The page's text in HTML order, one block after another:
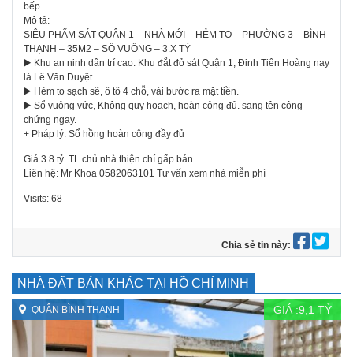
bếp….
Mô tả:
SIÊU PHẨM SÁT QUẬN 1 – NHÀ MỚI – HẺM TO – PHƯỜNG 3 – BÌNH
THẠNH – 35M2 – SỔ VUÔNG – 3.X TỶ
▶️ Khu an ninh dân trí cao. Khu đắt đỏ sát Quận 1, Đinh Tiên Hoàng nay
là Lê Văn Duyệt.
▶️ Hẻm to sạch sẽ, ô tô 4 chỗ, vài bước ra mặt tiền.
▶️ Sổ vuông vức, Không quy hoạch, hoàn công đủ. sang tên công
chứng ngay.
+ Pháp lý: Sổ hồng hoàn công đầy đủ
Giá 3.8 tỷ. TL chủ nhà thiện chí gấp bán.
Liên hệ: Mr Khoa 0582063101 Tư vấn xem nhà miễn phí
Visits: 68
Chia sẻ tin này:
NHÀ ĐẤT BÁN KHÁC TẠI HỒ CHÍ MINH
QUẬN BÌNH THẠNH GIÁ :9,1 TỶ